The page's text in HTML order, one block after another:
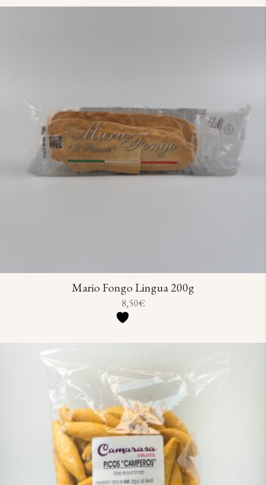
Mario Fongo Lingua 200g
8,50€